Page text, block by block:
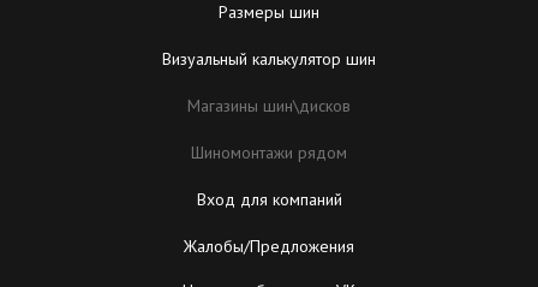
Размеры шин
Визуальный калькулятор шин
Магазины шин\дисков
Шиномонтажи рядом
Вход для компаний
Жалобы/Предложения